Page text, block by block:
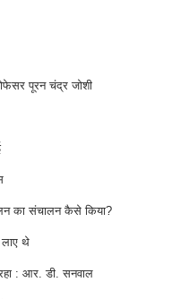
पूरन चंद्र जोशी
का संचालन कैसे किया?
थे
: आर. डी. सनवाल